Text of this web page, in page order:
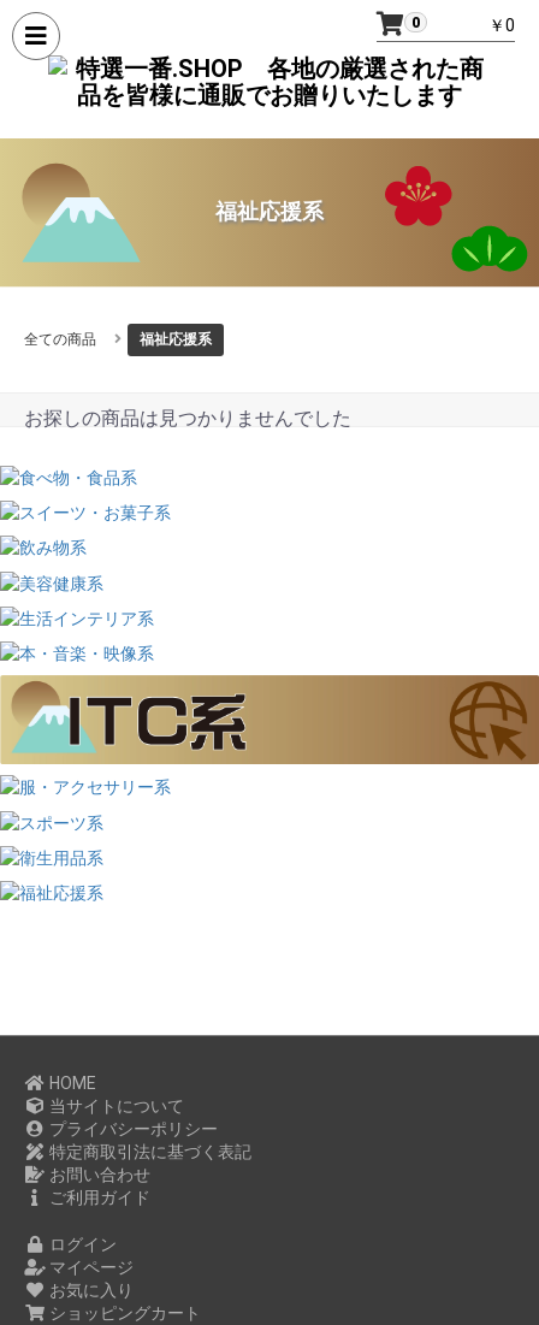
0 ￥0
福祉応援系
全ての商品 福祉応援系
お探しの商品は見つかりませんでした
HOME
当サイトについて
プライバシーポリシー
特定商取引法に基づく表記
お問い合わせ
ご利用ガイド
ログイン
マイページ
お気に入り
ショッピングカート